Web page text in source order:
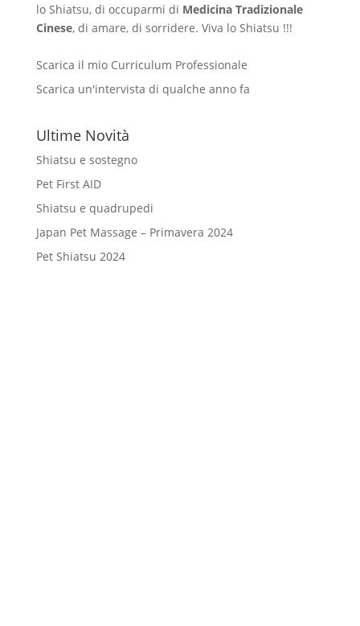
lo Shiatsu, di occuparmi di Medicina Tradizionale
Cinese, di amare, di sorridere. Viva lo Shiatsu !!!
Scarica il mio Curriculum Professionale
Scarica un'intervista di qualche anno fa
Ultime Novità
Shiatsu e sostegno
Pet First AID
Shiatsu e quadrupedi
Japan Pet Massage – Primavera 2024
Pet Shiatsu 2024